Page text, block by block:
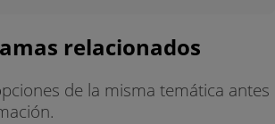
relacionados
de la misma temática antes